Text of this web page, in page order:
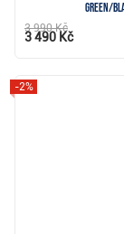
green/
3 990 Kč
3 490 Kč
-2%